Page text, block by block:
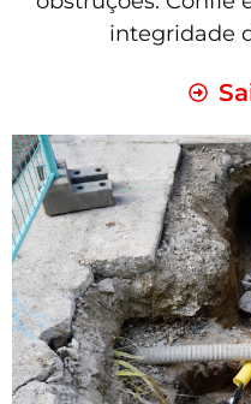
integridade